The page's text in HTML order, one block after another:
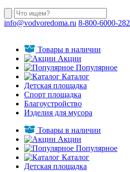
info@vodvoredoma.ru 8-800-6000-282
Товары в наличии
Акции
Популярное
Каталог
Детская площадка
Спорт площадка
Благоустройство
Изделия для мусора
Товары в наличии
Акции
Популярное
Каталог
Детская площадка